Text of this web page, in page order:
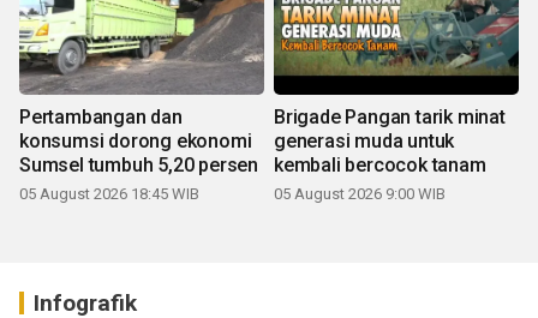
Pertambangan dan
konsumsi dorong ekonomi
Sumsel tumbuh 5,20 persen
05 August 2026 18:45 WIB
Brigade Pangan tarik minat
generasi muda untuk
kembali bercocok tanam
05 August 2026 9:00 WIB
Infografik